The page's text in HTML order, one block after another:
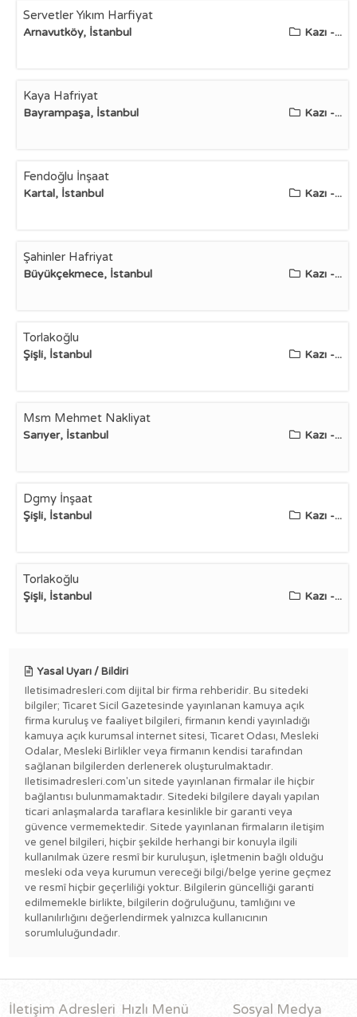
Servetler Yıkım Harfiyat
Arnavutköy, İstanbul Kazı -...
Kaya Hafriyat
Bayrampaşa, İstanbul Kazı -...
Fendoğlu İnşaat
Kartal, İstanbul Kazı -...
Şahinler Hafriyat
Büyükçekmece, İstanbul Kazı -...
Torlakoğlu
Şişli, İstanbul Kazı -...
Msm Mehmet Nakliyat
Sarıyer, İstanbul Kazı -...
Dgmy İnşaat
Şişli, İstanbul Kazı -...
Torlakoğlu
Şişli, İstanbul Kazı -...
Yasal Uyarı / Bildiri
Iletisimadresleri.com dijital bir firma rehberidir. Bu sitedeki
bilgiler; Ticaret Sicil Gazetesinde yayınlanan kamuya açık
firma kuruluş ve faaliyet bilgileri, firmanın kendi yayınladığı
kamuya açık kurumsal internet sitesi, Ticaret Odası, Mesleki
Odalar, Mesleki Birlikler veya firmanın kendisi tarafından
sağlanan bilgilerden derlenerek oluşturulmaktadır.
Iletisimadresleri.com'un sitede yayınlanan firmalar ile hiçbir
bağlantısı bulunmamaktadır. Sitedeki bilgilere dayalı yapılan
ticari anlaşmalarda taraflara kesinlikle bir garanti veya
güvence vermemektedir. Sitede yayınlanan firmaların iletişim
ve genel bilgileri, hiçbir şekilde herhangi bir konuyla ilgili
kullanılmak üzere resmî bir kuruluşun, işletmenin bağlı olduğu
mesleki oda veya kurumun vereceği bilgi/belge yerine geçmez
ve resmî hiçbir geçerliliği yoktur. Bilgilerin güncelliği garanti
edilmemekle birlikte, bilgilerin doğruluğunu, tamlığını ve
kullanılırlığını değerlendirmek yalnızca kullanıcının
sorumluluğundadır.
İletişim Adresleri Hızlı Menü Sosyal Medya